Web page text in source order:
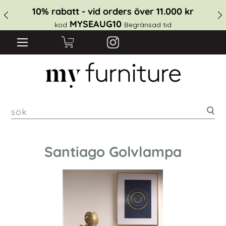
10% rabatt - vid orders över 11.000 kr
kod MYSEAUG10 Begränsad tid
Santiago Golvlampa